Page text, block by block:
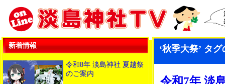
新着情報
令和8年 淡島神社 夏越祭
のご案内
‘秋季大祭’ タ
令和7年 淡